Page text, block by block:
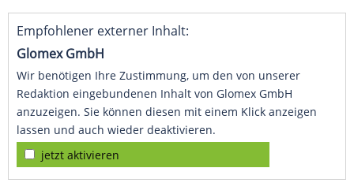
Empfohlener externer Inhalt:
Glomex GmbH
Wir benötigen Ihre Zustimmung, um den von unserer
Redaktion eingebundenen Inhalt von Glomex GmbH
anzuzeigen. Sie können diesen mit einem Klick anzeigen
lassen und auch wieder deaktivieren.
jetzt aktivieren